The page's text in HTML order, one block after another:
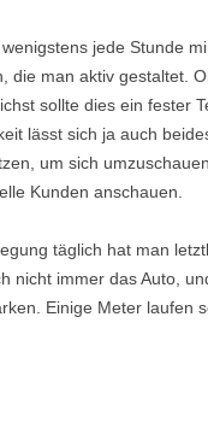
jede Stunde
die man aktiv gestaltet.
sollte dies ein fester
lässt sich ja auch
um sich
Kunden anschauen.
täglich hat man
nicht immer das Auto,
Einige Meter laufen